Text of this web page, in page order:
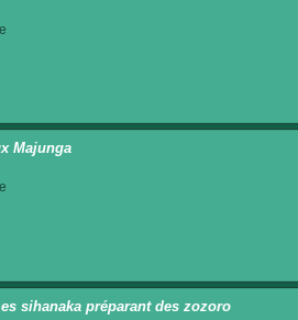
Majunga
sihanaka préparant des zozoro